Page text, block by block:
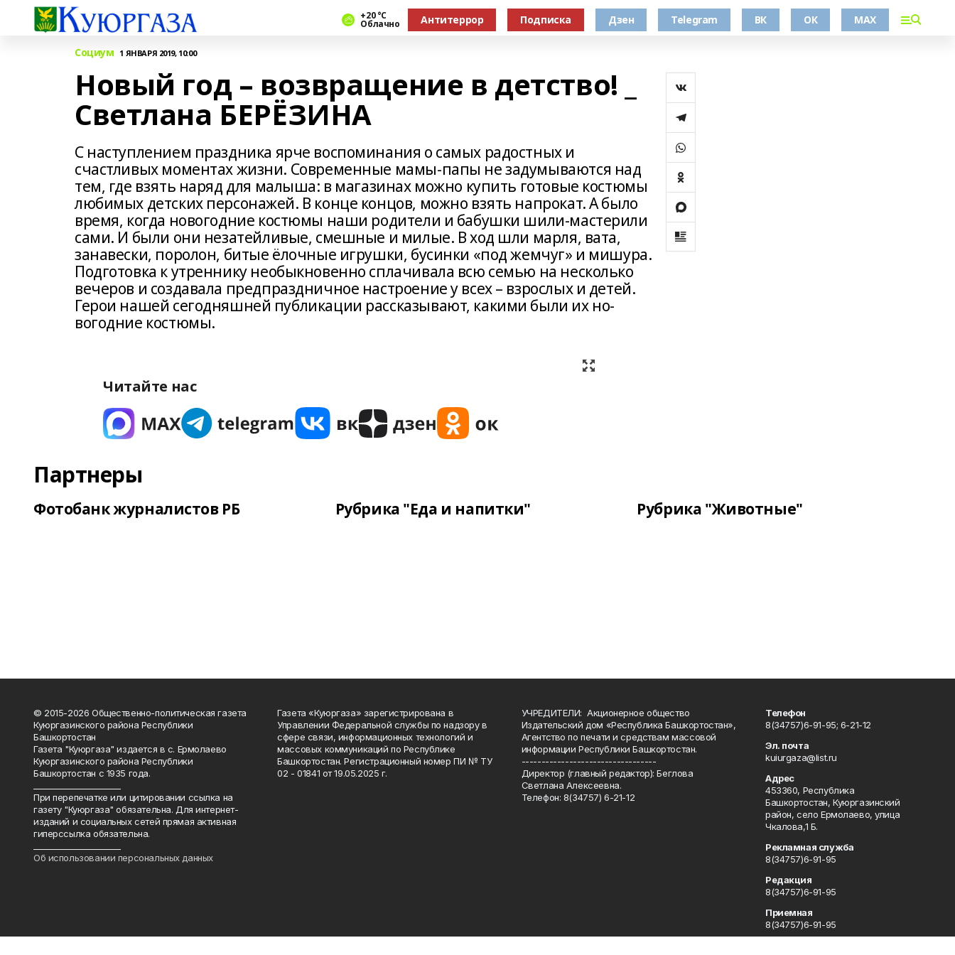
+20 °С
Облачно Антитеррор Подписка Дзен Telegram ВК ОК MAX
Социум 1 ЯНВАРЯ 2019, 10:00
Новый год – возвращение в детство! _
Светлана БЕРЁЗИНА
С наступлением праздника ярче воспоминания о самых радостных и
счастливых моментах жизни. Современные мамы-папы не заду­мываются над
тем, где взять наряд для малыша: в магазинах можно ку­пить готовые костюмы
любимых дет­ских персонажей. В конце концов, можно взять напрокат. А было
время, когда новогодние ко­стюмы наши родители и бабушки шили-мастерили
сами. И были они незатейли­вые, смешные и милые. В ход шли мар­ля, вата,
занавески, поролон, битые ёлочные игрушки, бусинки «под жем­чуг» и мишура.
Подготовка к утреннику необык­новенно сплачивала всю семью на не­сколько
вечеров и создавала пред­праздничное настроение у всех – взрос­лых и детей.
Герои нашей сегодняшней публика­ции рассказывают, какими были их но­
вогодние костюмы.
Читайте нас
Партнеры
Фотобанк журналистов РБ Рубрика "Еда и напитки" Рубрика "Животные"
© 2015-2026 Общественно-политическая газета
Куюргазинского района Республики
Башкортостан
Газета "Куюргаза" издается в с. Ермолаево
Куюргазинского района Республики
Башкортостан с 1935 года.
При перепечатке или цитировании ссылка на
газету "Куюргаза" обязательна. Для интернет-
изданий и социальных сетей прямая активная
гиперссылка обязательна.
Об использовании персональных данных
Газета «Куюргаза» зарегистрирована в
Управлении Федеральной службы по надзору в
сфере связи, информационных технологий и
массовых коммуникаций по Республике
Башкортостан. Регистрационный номер ПИ № ТУ
02 - 01841 от 19.05.2025 г.
УЧРЕДИТЕЛИ: Акционерное общество
Издательский дом «Республика Башкортостан»,
Агентство по печати и средствам массовой
информации Республики Башкортостан.
----------------------------------
Директор (главный редактор): Беглова
Светлана Алексеевна.
Телефон: 8(34757) 6-21-12
Телефон
8(34757)6-91-95; 6-21-12
Эл. почта
kuiurgaza@list.ru
Адрес
453360, Республика
Башкортостан, Куюргазинский
район, село Ермолаево, улица
Чкалова,1 Б.
Рекламная служба
8(34757)6-91-95
Редакция
8(34757)6-91-95
Приемная
8(34757)6-91-95